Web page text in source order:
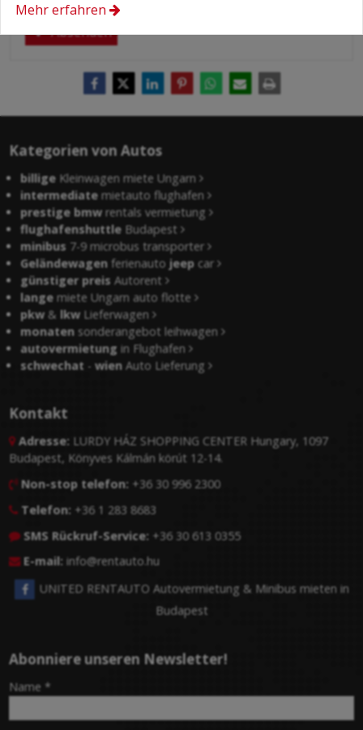
Absenden
Kategorien von Autos
billige Kleinwagen miete Ungarn
intermediate mietauto flughafen
prestige bmwrentals vermietung
flughafenshuttle Budapest
minibus 7-9 microbus transporter
Geländewagen ferienautojeep car
günstiger preis Autorent
lange miete Ungarn auto flotte
pkw&lkwLieferwagen
monaten sonderangebot leihwagen
autovermietung in Flughafen
schwechat -wien Auto Lieferung
Kontakt
 Adresse: LURDY HÁZ SHOPPING CENTER Hungary, 1097
Budapest, Könyves Kálmán körút 12-14.
 Non-stop telefon: +36 30 996 2300
 Telefon: +36 1 283 8683
 SMS Rückruf-Service: +36 30 613 0355
 E-mail: info@rentauto.hu
UNITED RENTAUTO Autovermietung & Minibus mieten in
Budapest
Abonniere unseren Newsletter!
-Name *
Mehr erfahren